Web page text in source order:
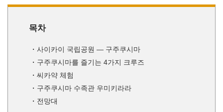
목차
사이카이 국립공원 ― 구주쿠시마
구주쿠시마를 즐기는 4가지 크루즈
씨카약 체험
구주쿠시마 수족관 우미키라라
전망대